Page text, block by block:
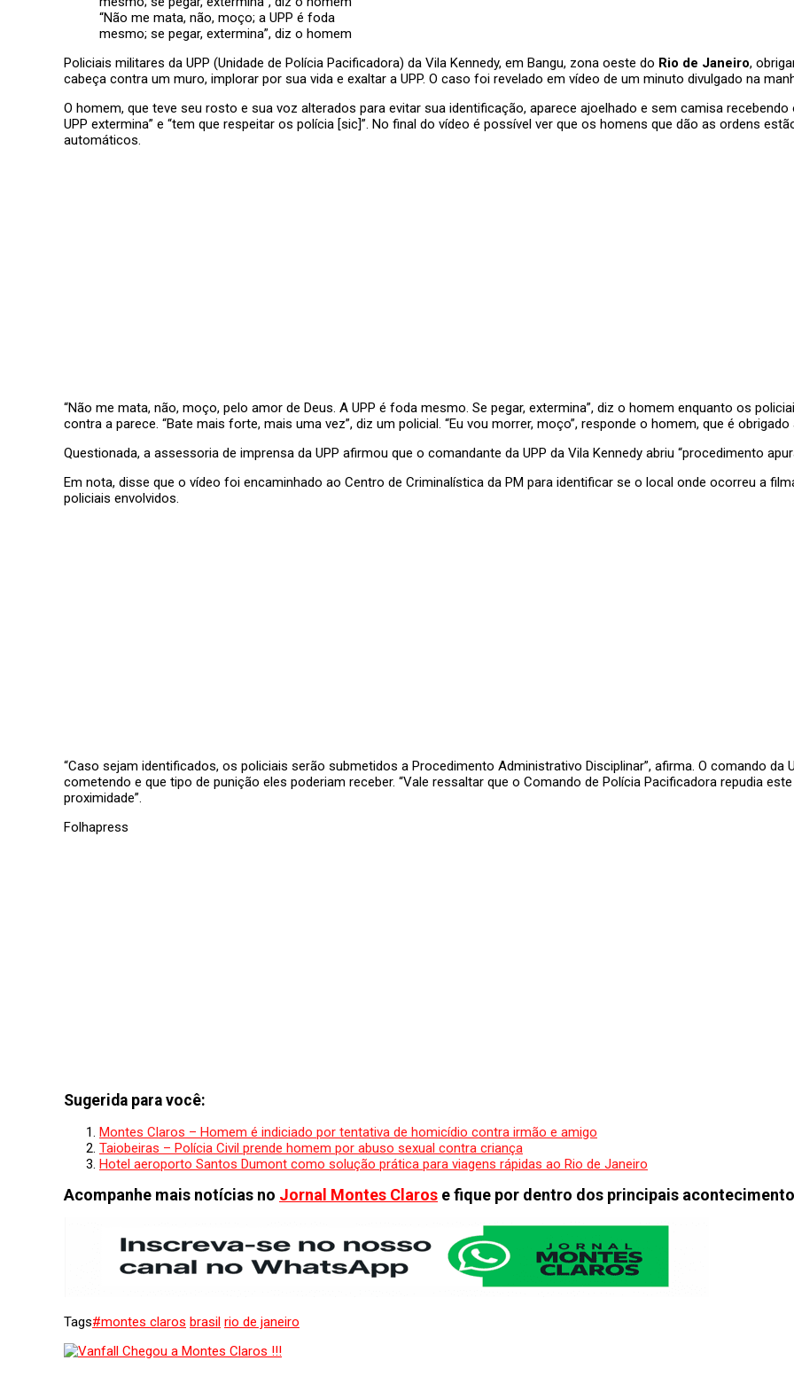
“Não me mata, não, moço; a UPP é foda
mesmo; se pegar, extermina”, diz o homem
Policiais militares da UPP (Unidade de Polícia Pacificadora) da Vila Kennedy, em Bangu, zona oeste do Rio de Janeiro,
cabeça contra um muro, implorar por sua vida e exaltar a UPP. O caso foi revelado em vídeo de um minuto divulgado na
O homem, que teve seu rosto e sua voz alterados para evitar sua identificação, aparece ajoelhado e sem camisa
UPP extermina” e “tem que respeitar os polícia [sic]”. No final do vídeo é possível ver que os homens que dão as ordens
automáticos.
“Não me mata, não, moço, pelo amor de Deus. A UPP é foda mesmo. Se pegar, extermina”, diz o homem enquanto os
contra a parece. “Bate mais forte, mais uma vez”, diz um policial. “Eu vou morrer, moço”, responde o homem, que é
Questionada, a assessoria de imprensa da UPP afirmou que o comandante da UPP da Vila Kennedy abriu “procedimento
Em nota, disse que o vídeo foi encaminhado ao Centro de Criminalística da PM para identificar se o local onde ocorreu a
policiais envolvidos.
“Caso sejam identificados, os policiais serão submetidos a Procedimento Administrativo Disciplinar”, afirma. O comando
cometendo e que tipo de punição eles poderiam receber. “Vale ressaltar que o Comando de Polícia Pacificadora repudia
proximidade”.
Folhapress
Sugerida para você:
Montes Claros – Homem é indiciado por tentativa de homicídio contra irmão e amigo
Taiobeiras – Polícia Civil prende homem por abuso sexual contra criança
Hotel aeroporto Santos Dumont como solução prática para viagens rápidas ao Rio de Janeiro
Acompanhe mais notícias no Jornal Montes Claros e fique por dentro dos principais
Tags#montes claros brasil rio de janeiro